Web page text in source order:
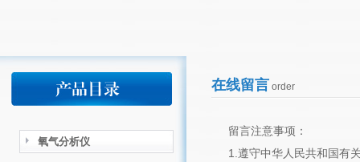
氧气分析仪
在线留言 order
留言注意事项：
1.遵守中华人民共和国有